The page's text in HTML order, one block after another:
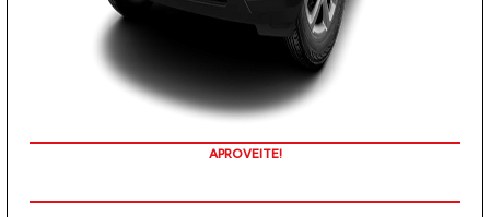
APROVEITE!